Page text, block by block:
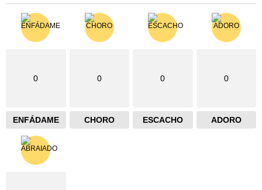
0
ENFÁDAME
0
CHORO
0
ESCACHO
0
ADORO